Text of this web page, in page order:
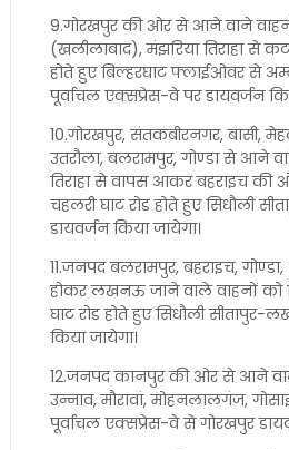
9.गोरखपुर की ओर से आने वाने
(खलीलाबाद), मंझरिया तिराहा से
होते हुए बिल्हरघाट फ्लाईओवर से
पूर्वाचल एक्सप्रेस-वे पर डायवर्जन
10.गोरखपुर, संतकबीरनगर, बासी,
उतरौला, बलरामपुर, गोण्डा से आने
तिराहा से वापस आकर बहराइच की
चहलरी घाट रोड होते हुए सिधौली
डायवर्जन किया जायेगा।
11.जनपद बलरामपुर, बहराइच, गोण्डा,
होकर लखनऊ जाने वाले वाहनों को
घाट रोड होते हुए सिधौली सीतापुर-
किया जायेगा।
12.जनपद कानपुर की ओर से आने
उन्नाव, मौरावां, मोहनलालगंज,
पूर्वाचल एक्सप्रेस-वे से गोरखपुर